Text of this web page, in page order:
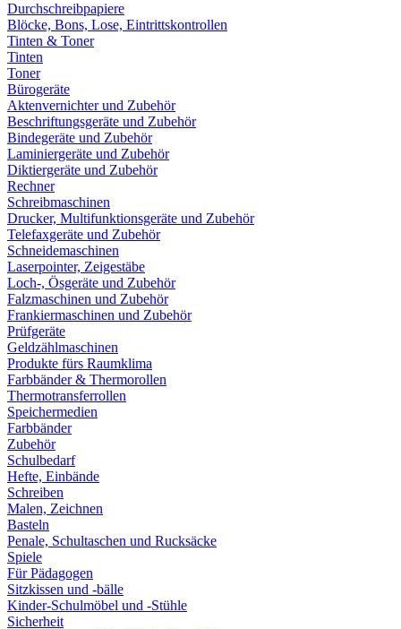
Durchschreibpapiere
Blöcke, Bons, Lose, Eintrittskontrollen
Tinten & Toner
Tinten
Toner
Bürogeräte
Aktenvernichter und Zubehör
Beschriftungsgeräte und Zubehör
Bindegeräte und Zubehör
Laminiergeräte und Zubehör
Diktiergeräte und Zubehör
Rechner
Schreibmaschinen
Drucker, Multifunktionsgeräte und Zubehör
Telefaxgeräte und Zubehör
Schneidemaschinen
Laserpointer, Zeigestäbe
Loch-, Ösgeräte und Zubehör
Falzmaschinen und Zubehör
Frankiermaschinen und Zubehör
Prüfgeräte
Geldzählmaschinen
Produkte fürs Raumklima
Farbbänder & Thermorollen
Thermotransferrollen
Speichermedien
Farbbänder
Zubehör
Schulbedarf
Hefte, Einbände
Schreiben
Malen, Zeichnen
Basteln
Penale, Schultaschen und Rucksäcke
Spiele
Für Pädagogen
Sitzkissen und -bälle
Kinder-Schulmöbel und -Stühle
Sicherheit